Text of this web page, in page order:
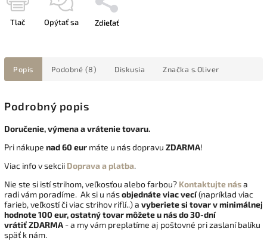
Tlač Opýtať sa Zdieľať
Popis Podobné (8) Diskusia Značka s.Oliver
Podrobný popis
Doručenie, výmena a vrátenie tovaru.
Pri nákupe nad 60 eur máte u nás dopravu ZDARMA!
Viac info v sekcii Doprava a platba.
Nie ste si istí strihom, veľkosťou alebo farbou? Kontaktujte nása
radi vám poradíme. Ak si u násobjednáte viac vecí(napríklad viac
farieb, veľkostí či viac strihov riflí..) a vyberiete si tovar v minimálnej
hodnote 100 eur, ostatný tovar môžete u nás do 30-dní
vrátiťZDARMA - a my vám preplatíme aj poštovné pri zaslaní balíku
späť k nám.